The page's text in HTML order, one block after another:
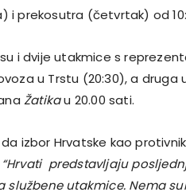
i prekosutra (četvrtak) od
i dvije utakmice s
u Trstu (20:30), a
Žatikau 20.00 sati.
izbor Hrvatske kao
“Hrvati predstavljaju
službene utakmice. Nema